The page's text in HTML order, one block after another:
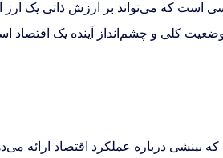
است که می‌تواند بر ارزش ذاتی یک ارز
کلی و چشم‌انداز آینده یک اقتصاد
بینشی درباره عملکرد اقتصاد ارائه